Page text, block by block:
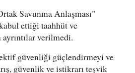
Savunma Anlaşması"
ettiği taahhüt ve
verilmedi.
güvenliği güçlendirmeyi ve
güvenlik ve istikrarı teşvik